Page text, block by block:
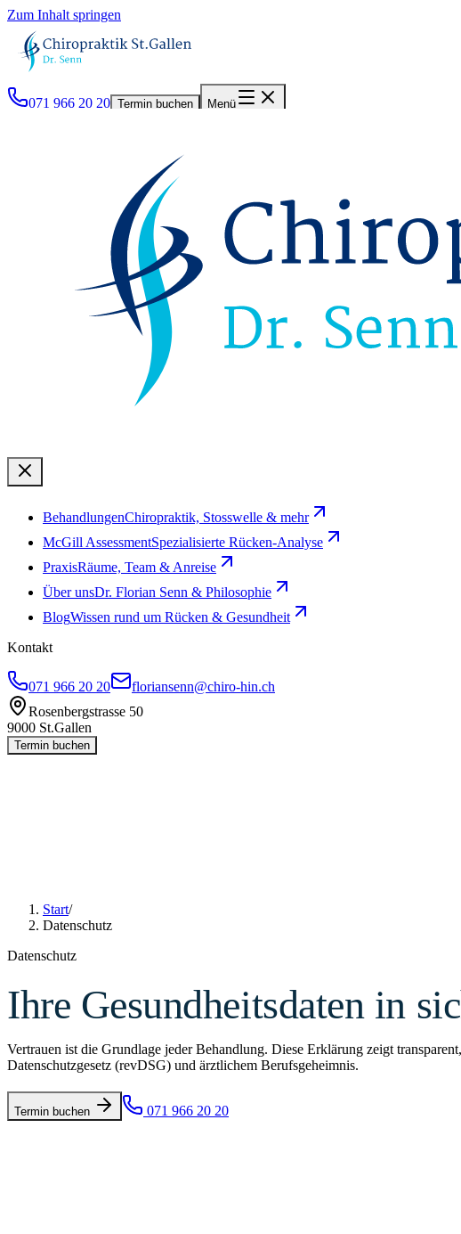
Zum Inhalt springen
071 966 20 20 Termin buchen Menü
BehandlungenChiropraktik, Stosswelle & mehr
McGill AssessmentSpezialisierte Rücken-Analyse
PraxisRäume, Team & Anreise
Über unsDr. Florian Senn & Philosophie
BlogWissen rund um Rücken & Gesundheit
Kontakt
071 966 20 20
floriansenn@chiro-hin.ch
Rosenbergstrasse 50
9000 St.Gallen
Termin buchen
Start/
Datenschutz
Datenschutz
Ihre Gesundheitsdaten in
Vertrauen ist die Grundlage jeder Behandlung. Diese Erklärung zeigt
Datenschutzgesetz (revDSG) und ärztlichem Berufsgeheimnis.
Termin buchen 071 966 20 20